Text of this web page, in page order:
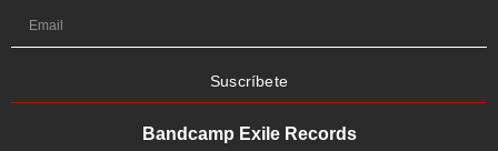
Suscríbete
Bandcamp Exile Records